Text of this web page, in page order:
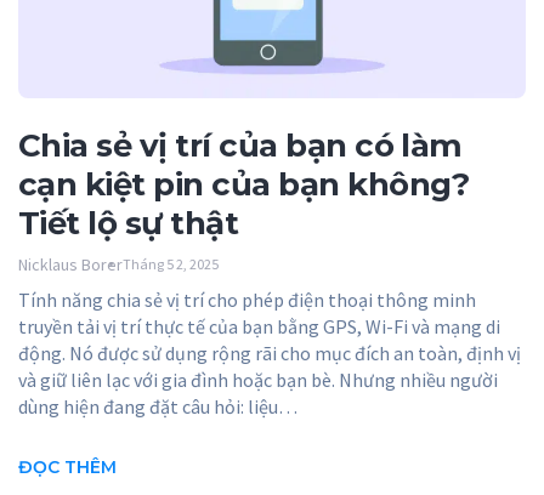
Chia sẻ vị trí của bạn có làm
cạn kiệt pin của bạn không?
Tiết lộ sự thật
Nicklaus BorerTháng 5 2, 2025
Tính năng chia sẻ vị trí cho phép điện thoại thông minh
truyền tải vị trí thực tế của bạn bằng GPS, Wi-Fi và mạng di
động. Nó được sử dụng rộng rãi cho mục đích an toàn, định vị
và giữ liên lạc với gia đình hoặc bạn bè. Nhưng nhiều người
dùng hiện đang đặt câu hỏi: liệu…
ĐỌC THÊM